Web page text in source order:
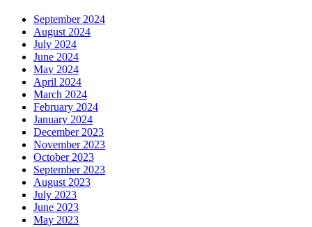
September 2024
August 2024
July 2024
June 2024
May 2024
April 2024
March 2024
February 2024
January 2024
December 2023
November 2023
October 2023
September 2023
August 2023
July 2023
June 2023
May 2023